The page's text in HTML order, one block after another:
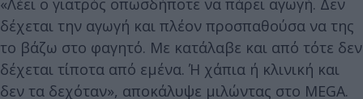
δέχεται την αγωγή και πλέον προσπαθούσα να της
το βάζω στο φαγητό. Με κατάλαβε και από τότε δεν
δέχεται τίποτα από εμένα. Ή χάπια ή κλινική και
δεν τα δεχόταν», αποκάλυψε μιλώντας στο MEGA.